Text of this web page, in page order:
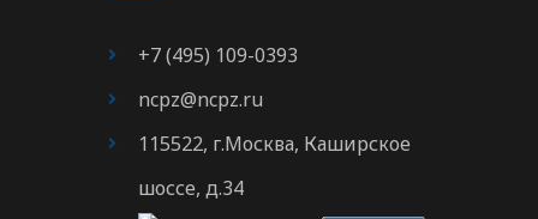
+7 (495) 109-0393
ncpz@ncpz.ru
115522, г.Москва, Каширское
шоссе, д.34